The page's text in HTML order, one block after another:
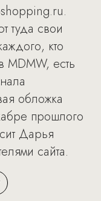
туда свои
кто
MDMW, есть
обложка
прошлого
Дарья
сайта.